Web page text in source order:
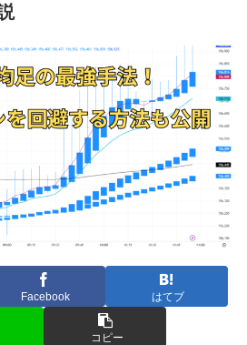
Facebook はてブ
コピー